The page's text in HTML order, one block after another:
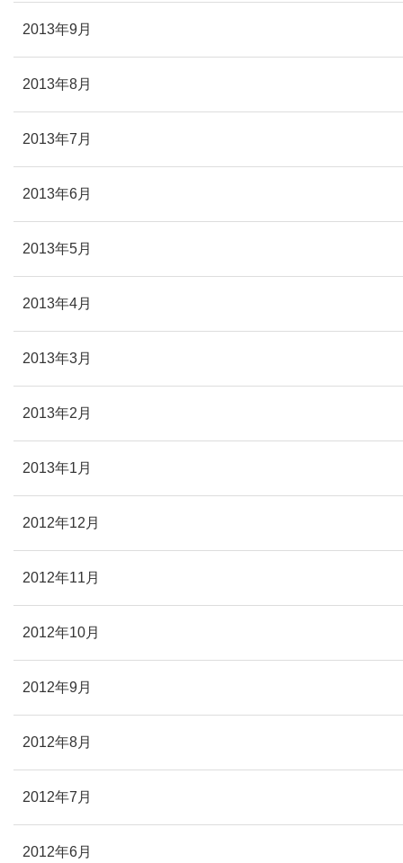
2013年9月
2013年8月
2013年7月
2013年6月
2013年5月
2013年4月
2013年3月
2013年2月
2013年1月
2012年12月
2012年11月
2012年10月
2012年9月
2012年8月
2012年7月
2012年6月